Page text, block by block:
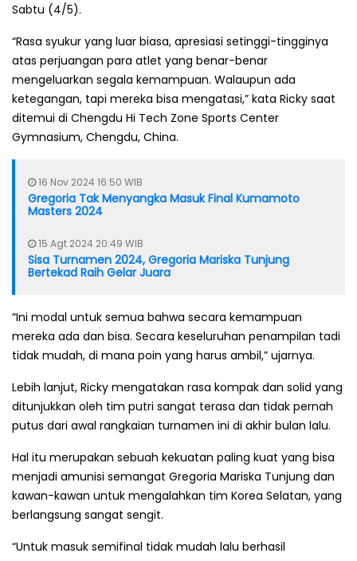
Sabtu (4/5).
“Rasa syukur yang luar biasa, apresiasi setinggi-tingginya
atas perjuangan para atlet yang benar-benar
mengeluarkan segala kemampuan. Walaupun ada
ketegangan, tapi mereka bisa mengatasi,” kata Ricky saat
ditemui di Chengdu Hi Tech Zone Sports Center
Gymnasium, Chengdu, China.
16 Nov 2024 16:50 WIB
Gregoria Tak Menyangka Masuk Final Kumamoto
Masters 2024
15 Agt 2024 20:49 WIB
Sisa Turnamen 2024, Gregoria Mariska Tunjung
Bertekad Raih Gelar Juara
“Ini modal untuk semua bahwa secara kemampuan
mereka ada dan bisa. Secara keseluruhan penampilan tadi
tidak mudah, di mana poin yang harus ambil,” ujarnya.
Lebih lanjut, Ricky mengatakan rasa kompak dan solid yang
ditunjukkan oleh tim putri sangat terasa dan tidak pernah
putus dari awal rangkaian turnamen ini di akhir bulan lalu.
Hal itu merupakan sebuah kekuatan paling kuat yang bisa
menjadi amunisi semangat Gregoria Mariska Tunjung dan
kawan-kawan untuk mengalahkan tim Korea Selatan, yang
berlangsung sangat sengit.
“Untuk masuk semifinal tidak mudah lalu berhasil